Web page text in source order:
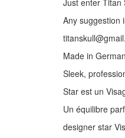
Just enter Titan
Any suggestion
Made in
Sleek,
Star est un
Un équilibre
designer star